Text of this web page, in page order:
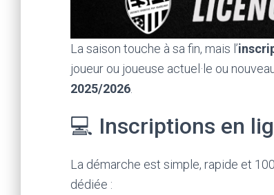
La saison touche à sa fin, mais l’
joueur ou joueuse actuel·le ou
2025/2026
💻 Inscriptions en
La démarche est simple, rapide et
dédiée :